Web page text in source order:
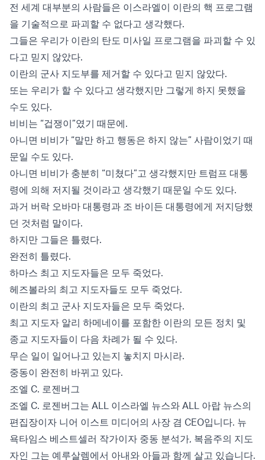
전 세계 대부분의 사람들은 이스라엘이 이란의 핵 프로그램
을 기술적으로 파괴할 수 없다고 생각했다.
그들은 우리가 이란의 탄도 미사일 프로그램을 파괴할 수 있
다고 믿지 않았다.
이란의 군사 지도부를 제거할 수 있다고 믿지 않았다.
또는 우리가 할 수 있다고 생각했지만 그렇게 하지 못했을
수도 있다.
비비는 “겁쟁이”였기 때문에.
아니면 비비가 “말만 하고 행동은 하지 않는” 사람이었기 때
문일 수도 있다.
아니면 비비가 충분히 “미쳤다”고 생각했지만 트럼프 대통
령에 의해 저지될 것이라고 생각했기 때문일 수도 있다.
과거 버락 오바마 대통령과 조 바이든 대통령에게 저지당했
던 것처럼 말이다.
하지만 그들은 틀렸다.
완전히 틀렸다.
하마스 최고 지도자들은 모두 죽었다.
헤즈볼라의 최고 지도자들도 모두 죽었다.
이란의 최고 군사 지도자들은 모두 죽었다.
최고 지도자 알리 하메네이를 포함한 이란의 모든 정치 및
종교 지도자들이 다음 차례가 될 수 있다.
무슨 일이 일어나고 있는지 놓치지 마시라.
중동이 완전히 바뀌고 있다.
조엘 C. 로젠버그
조엘 C. 로젠버그는 ALL 이스라엘 뉴스와 ALL 아랍 뉴스의
편집장이자 니어 이스트 미디어의 사장 겸 CEO입니다. 뉴
욕타임스 베스트셀러 작가이자 중동 분석가, 복음주의 지도
자인 그는 예루살렘에서 아내와 아들과 함께 살고 있습니다.